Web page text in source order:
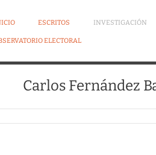
BARBUDO
ESCRITOS INVESTIGACIÓN
ELECTORAL
Carlos Fernández